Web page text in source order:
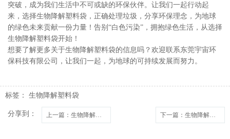
突破，成为我们生活中不可或缺的环保伙伴。让我们一起行动起
来，选择生物降解塑料袋，正确处理垃圾，分享环保理念，为地球
的绿色未来贡献一份力量！告别“白色污染”，拥抱绿色生活，从选择
生物降解塑料袋开始！
想要了解更多关于生物降解塑料袋的信息吗？欢迎联系东莞宇宙环
保科技有限公司，让我们一起，为地球的可持续发展而努力。
标签： 生物降解塑料袋
分享到： 上一篇 ：生物降解塑料袋是什么？和普通塑料袋有啥区别？ 下一篇 ：生物降解塑料袋原料解析：主要材质对比！